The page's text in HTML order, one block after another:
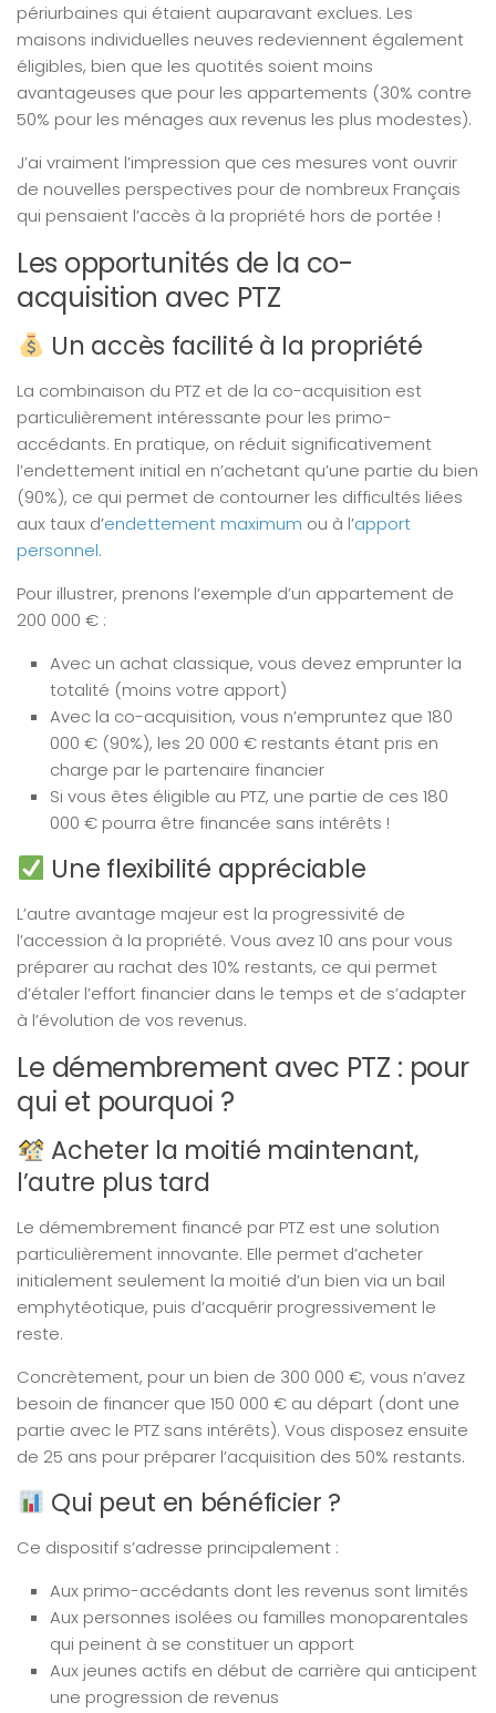
périurbaines qui étaient auparavant exclues. Les
maisons individuelles neuves redeviennent également
éligibles, bien que les quotités soient moins
avantageuses que pour les appartements (30% contre
50% pour les ménages aux revenus les plus modestes).
J’ai vraiment l’impression que ces mesures vont ouvrir
de nouvelles perspectives pour de nombreux Français
qui pensaient l’accès à la propriété hors de portée !
Les opportunités de la co-
acquisition avec PTZ
Un accès facilité à la propriété
La combinaison du PTZ et de la co-acquisition est
particulièrement intéressante pour les primo-
accédants. En pratique, on réduit significativement
l’endettement initial en n’achetant qu’une partie du bien
(90%), ce qui permet de contourner les difficultés liées
aux taux d’endettement maximum ou à l’apport
personnel.
Pour illustrer, prenons l’exemple d’un appartement de
200 000 € :
Avec un achat classique, vous devez emprunter la
totalité (moins votre apport)
Avec la co-acquisition, vous n’empruntez que 180
000 € (90%), les 20 000 € restants étant pris en
charge par le partenaire financier
Si vous êtes éligible au PTZ, une partie de ces 180
000 € pourra être financée sans intérêts !
Une flexibilité appréciable
L’autre avantage majeur est la progressivité de
l’accession à la propriété. Vous avez 10 ans pour vous
préparer au rachat des 10% restants, ce qui permet
d’étaler l’effort financier dans le temps et de s’adapter
à l’évolution de vos revenus.
Le démembrement avec PTZ : pour
qui et pourquoi ?
Acheter la moitié maintenant,
l’autre plus tard
Le démembrement financé par PTZ est une solution
particulièrement innovante. Elle permet d’acheter
initialement seulement la moitié d’un bien via un bail
emphytéotique, puis d’acquérir progressivement le
reste.
Concrètement, pour un bien de 300 000 €, vous n’avez
besoin de financer que 150 000 € au départ (dont une
partie avec le PTZ sans intérêts). Vous disposez ensuite
de 25 ans pour préparer l’acquisition des 50% restants.
Qui peut en bénéficier ?
Ce dispositif s’adresse principalement :
Aux primo-accédants dont les revenus sont limités
Aux personnes isolées ou familles monoparentales
qui peinent à se constituer un apport
Aux jeunes actifs en début de carrière qui anticipent
une progression de revenus